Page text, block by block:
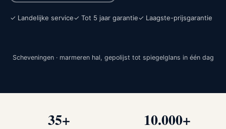
✓ Landelijke service✓ Tot 5 jaar garantie✓ Laagste-prijsgarantie
VOOR NA
Scheveningen · marmeren hal, gepolijst tot spiegelglans in één dag
35+ 10.000+